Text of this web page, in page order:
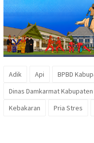
Adik Api BPBD
Dinas Damkarmat Kabupaten
Kebakaran
Pria Stres